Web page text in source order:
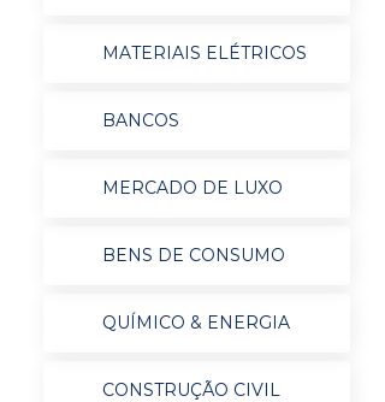
MATERIAIS ELÉTRICOS
BANCOS
MERCADO DE LUXO
BENS DE CONSUMO
QUÍMICO & ENERGIA
CONSTRUÇÃO CIVIL